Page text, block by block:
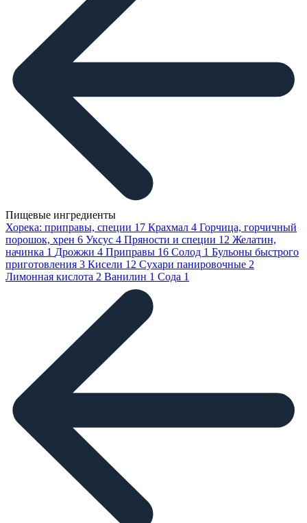
Пищевые ингредиенты
Хорека: приправы, специи 17 Крахмал 4 Горчица, горчичный
порошок, хрен 6 Уксус 4 Пряности и специи 12 Желатин,
начинка 1 Дрожжи 4 Приправы 16 Солод 1 Бульоны быстрого
приготовления 3 Кисели 12 Сухари панировочные 2
Лимонная кислота 2 Ванилин 1 Сода 1